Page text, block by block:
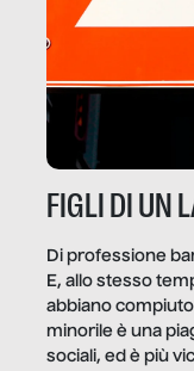
FIGLI DI UN
Di professione
E, allo stesso
abbiano
minorile è una
sociali, ed è più